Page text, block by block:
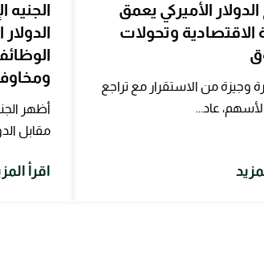
الدولار الأميركي يعمق
الاقتصادية وتحولات
وجيزة من الاستقرار مع تراجع
عاد...
الجنيه
أظهر
مقابل
اقرأ